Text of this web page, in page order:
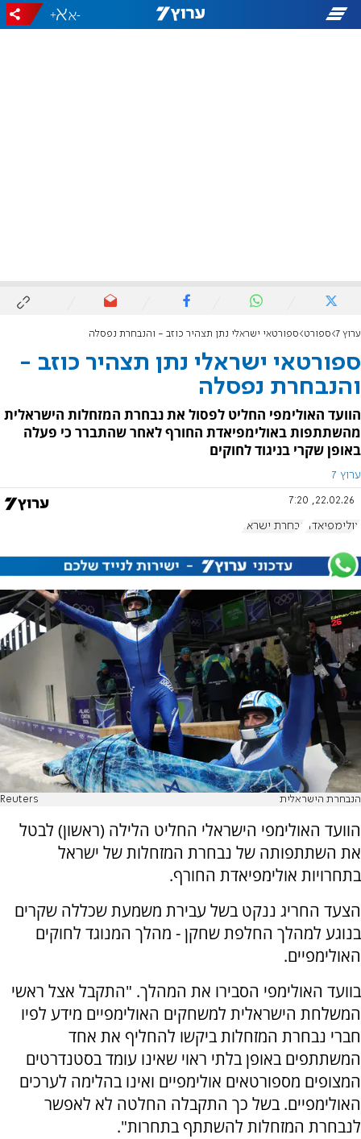
-
+
ערוץ 7 ספורט ספורטאי ישראלי נתן תצהיר כוזב - והנבחרת נפסלה
ספורטאי ישראלי נתן תצהיר כוזב -
והנבחרת נפסלה
הוועד האולימפי החליט לפסול את נבחרת המזחלות הישראלית
מהשתתפות באולימפיאדת החורף לאחר שהתברר כי פעלה
באופן שקרי בניגוד לחוקים
ערוץ 7
22.02.26, 7:20
אולימפיאדה נבחרת ישראל
הנבחרת הישראלית Reuters
הוועד האולימפי הישראלי החליט הלילה (ראשון) לבטל
את השתתפותה של נבחרת המזחלות של ישראל
בתחרויות אולימפיאדת החורף.
הצעד החריג ננקט בשל עבירת משמעת שכללה שקרים
בנוגע למהלך החלפת שחקן - מהלך המנוגד לחוקים
האולימפיים.
בוועד האולימפי הסבירו את המהלך. "התקבל אצל ראשי
המשלחת הישראלית למשחקים האולימפיים מידע לפיו
חברי נבחרת המזחלות ביקשו להחליף את אחד
המשתתפים באופן בלתי ראוי שאינו עומד בסטנדרטים
המצופים מספורטאים אולימפיים ואינו בהלימה לערכים
האולימפיים. בשל כך התקבלה החלטה לא לאפשר
לנבחרת המזחלות להשתתף בתחרות".